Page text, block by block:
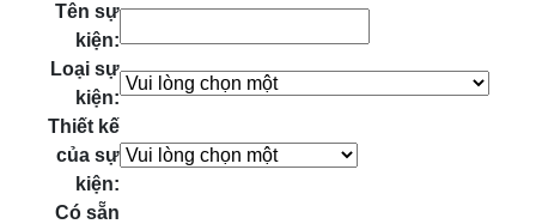
Tên sự
kiện:
Loại sự
kiện:
Thiết kế
của sự
kiện:
Có sẵn